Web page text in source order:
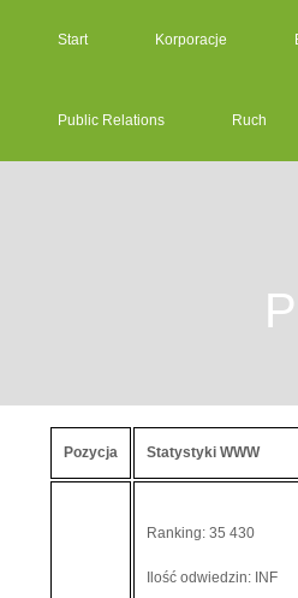
Start Korporacje
Public Relations Ruch
Pozycja Statystyki WWW
Ranking: 35 430
Ilość odwiedzin: INF